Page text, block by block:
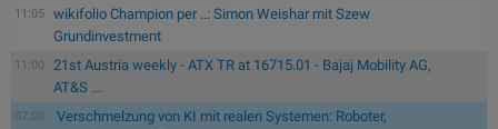
11:05
wikifolio Champion per ..: Simon Weishar mit Szew
Grundinvestment
11:00
21st Austria weekly - ATX TR at 16715.01 - Bajaj Mobility AG,
AT&S ...
07.08.
Verschmelzung von KI mit realen Systemen: Roboter,